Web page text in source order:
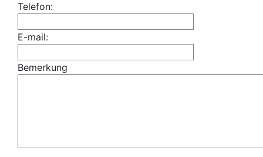
Telefon:
E-mail:
Bemerkung